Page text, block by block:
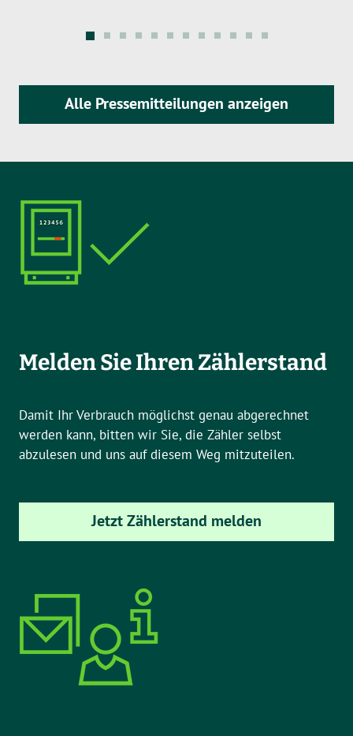
Alle Pressemitteilungen anzeigen
Melden Sie Ihren Zählerstand
Damit Ihr Verbrauch möglichst genau abgerechnet
werden kann, bitten wir Sie, die Zähler selbst
abzulesen und uns auf diesem Weg mitzuteilen.
Jetzt Zählerstand melden